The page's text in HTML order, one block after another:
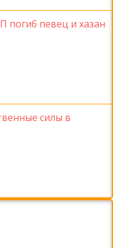
погиб певец и хазан
силы в